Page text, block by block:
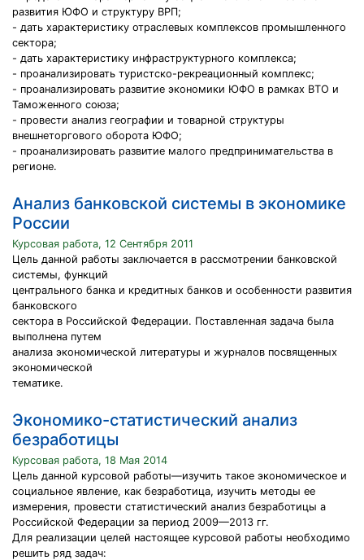
развития ЮФО и структуру ВРП;
- дать характеристику отраслевых комплексов промышленного
сектора;
- дать характеристику инфраструктурного комплекса;
- проанализировать туристско-рекреационный комплекс;
- проанализировать развитие экономики ЮФО в рамках ВТО и
Таможенного союза;
- провести анализ географии и товарной структуры
внешнеторгового оборота ЮФО;
- проанализировать развитие малого предпринимательства в
регионе.
Анализ банковской системы в экономике
России
Курсовая работа, 12 Сентября 2011
Цель данной работы заключается в рассмотрении банковской
системы, функций
центрального банка и кредитных банков и особенности развития
банковского
сектора в Российской Федерации. Поставленная задача была
выполнена путем
анализа экономической литературы и журналов посвященных
экономической
тематике.
Экономико-статистический анализ
безработицы
Курсовая работа, 18 Мая 2014
Цель данной курсовой работы—изучить такое экономическое и
социальное явление, как безработица, изучить методы ее
измерения, провести статистический анализ безработицы а
Российской Федерации за период 2009—2013 гг.
Для реализации целей настоящее курсовой работы необходимо
решить ряд задач: